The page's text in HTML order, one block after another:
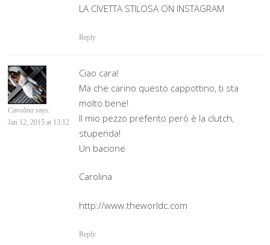
LA CIVETTA STILOSA ON INSTAGRAM
Reply
Carolina says:
Jan 12, 2015 at 13:12
Ciao cara!
Ma che carino questo cappottino, ti sta
molto bene!
Il mio pezzo preferito però è la clutch,
stupenda!
Un bacione
Carolina
http://www.theworldc.com
Reply